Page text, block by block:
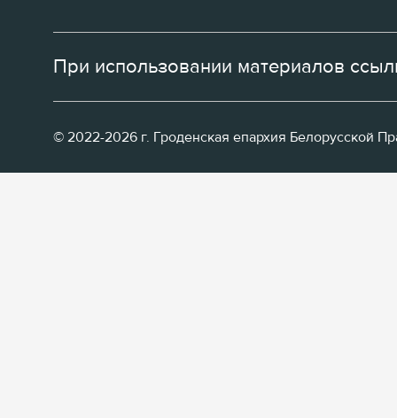
При использовании материалов
© 2022-2026 г. Гроденская епархия Белорусской